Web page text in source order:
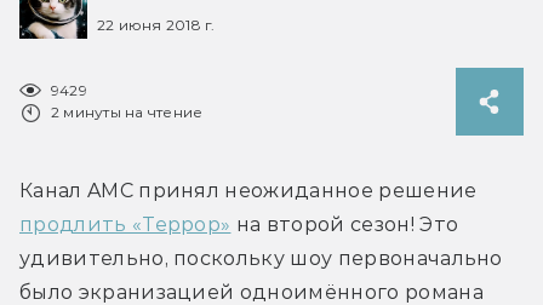
22 июня 2018 г.
9429
2 минуты на чтение
продлить «Террор» на второй сезон! Это
удивительно, поскольку шоу первоначально
было экранизацией одноимённого романа